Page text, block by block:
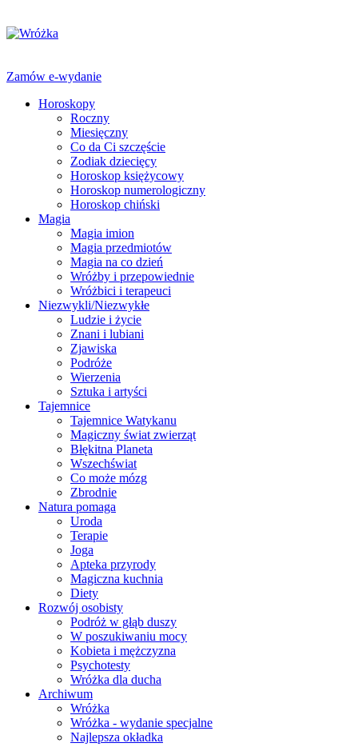
Zamów e-wydanie
Horoskopy
Roczny
Miesięczny
Co da Ci szczęście
Zodiak dziecięcy
Horoskop księżycowy
Horoskop numerologiczny
Horoskop chiński
Magia
Magia imion
Magia przedmiotów
Magia na co dzień
Wróżby i przepowiednie
Wróżbici i terapeuci
Niezwykli/Niezwykłe
Ludzie i życie
Znani i lubiani
Zjawiska
Podróże
Wierzenia
Sztuka i artyści
Tajemnice
Tajemnice Watykanu
Magiczny świat zwierząt
Błękitna Planeta
Wszechświat
Co może mózg
Zbrodnie
Natura pomaga
Uroda
Terapie
Joga
Apteka przyrody
Magiczna kuchnia
Diety
Rozwój osobisty
Podróż w głąb duszy
W poszukiwaniu mocy
Kobieta i mężczyzna
Psychotesty
Wróżka dla ducha
Archiwum
Wróżka
Wróżka - wydanie specjalne
Najlepsza okładka